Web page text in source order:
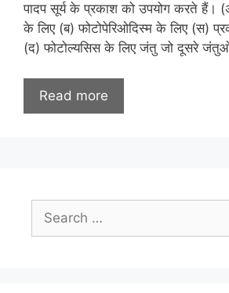
पादप सूर्य के प्रकाश को उपयोग करते हैं।
के लिए (ब) फोटोपेरिओदिस्म के लिए (स)
(द) फोटोल्यसिस के लिए जंतु जो दूसरे
Read more
for: